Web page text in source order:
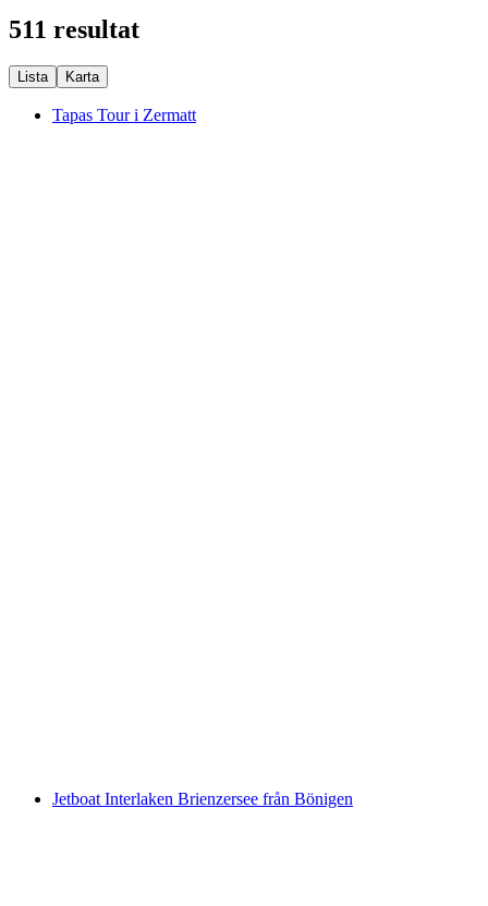
511 resultat
Lista Karta
Tapas Tour i Zermatt
Jetboat Interlaken Brienzersee från Bönigen